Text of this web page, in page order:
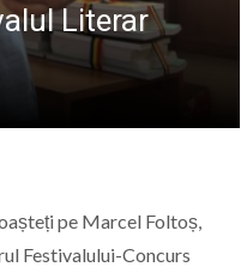
Literar
pe Marcel Foltoș,
Festivalului-Concurs